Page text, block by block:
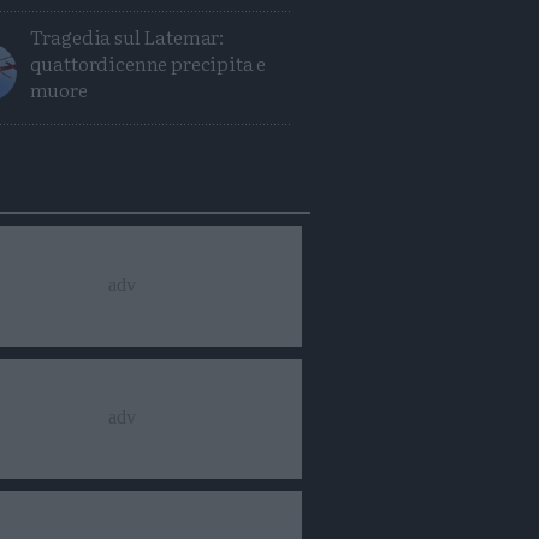
Tragedia sul Latemar:
quattordicenne precipita e
muore